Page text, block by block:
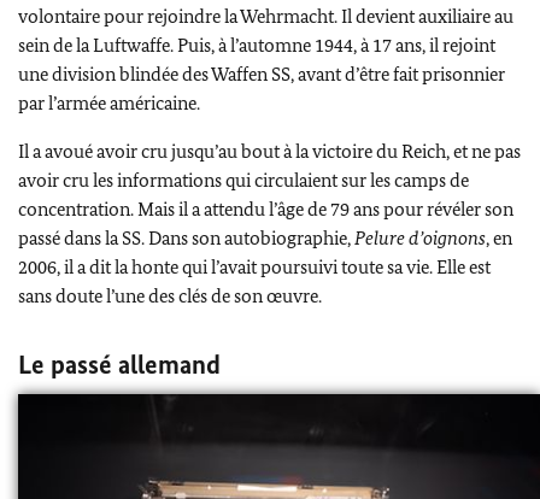
volontaire pour rejoindre laWehrmacht. Il devient auxiliaire au
sein de laLuftwaffe. Puis, à l’automne 1944, à 17 ans, il rejoint
une division blindée desWaffen SS, avant d’être fait prisonnier
par l’armée américaine.
Il a avoué avoir cru jusqu’au bout à la victoire du Reich, et ne pas
avoir cru les informations qui circulaient sur les camps de
concentration. Mais il a attendu l’âge de 79 ans pour révéler son
passé dans la SS. Dans son autobiographie, Pelure d’oignons, en
2006, il a dit la honte qui l’avait poursuivi toute sa vie. Elle est
sans doute l’une des clés de son œuvre.
Le passé allemand